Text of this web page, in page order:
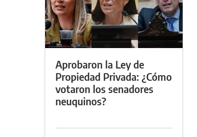
Aprobaron la Ley de
Propiedad Privada: ¿Cómo
votaron los senadores
neuquinos?